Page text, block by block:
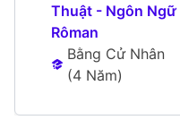
Thuật - Ngôn Ngữ
Rôman
Bằng Cử Nhân
(4 Năm)